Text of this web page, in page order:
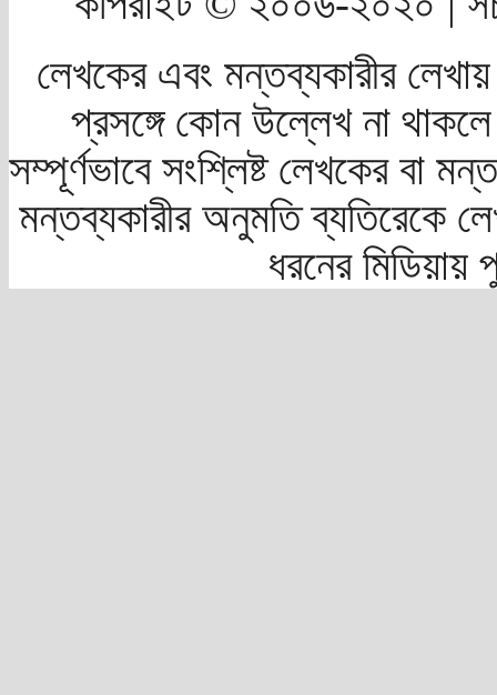
লেখকের এবং মন্তব্যকারীর
প্রসঙ্গে কোন উল্লেখ না
সম্পূর্ণভাবে সংশ্লিষ্ট লেখকের বা
মন্তব্যকারীর অনুমতি ব্যতিরেকে
ধরনের মিডিয়ায়